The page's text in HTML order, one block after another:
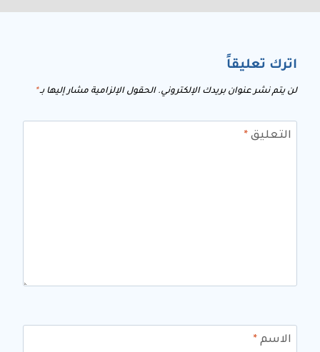
اترك تعليقاً
لن يتم نشر عنوان بريدك الإلكتروني. الحقول الإلزامية مشار إليها بـ*
التعليق*
الاسم*